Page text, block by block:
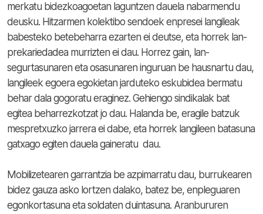
merkatu bidezkoagoetan laguntzen dauela nabarmendu
deusku. Hitzarmen kolektibo sendoek enpresei langileak
babesteko betebeharra ezarten ei deutse, eta horrek lan-
prekariedadea murrizten ei dau. Horrez gain, lan-
segurtasunaren eta osasunaren inguruan be hausnartu dau,
langileek egoera egokietan jarduteko eskubidea bermatu
behar dala gogoratu eraginez. Gehiengo sindikalak bat
egitea beharrezkotzat jo dau. Halanda be, eragile batzuk
mespretxuzko jarrera ei dabe, eta horrek langileen batasuna
gatxago egiten dauela gaineratu dau.
Mobilizetearen garrantzia be azpimarratu dau, burrukearen
bidez gauza asko lortzen dalako, batez be, enpleguaren
egonkortasuna eta soldaten duintasuna. Aranbururen